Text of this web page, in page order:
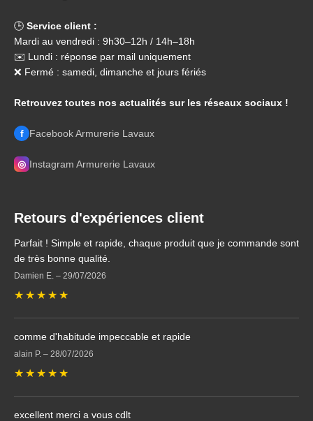
🕒 Service client :
Mardi au vendredi : 9h30–12h / 14h–18h
✉️ Lundi : réponse par mail uniquement
❌ Fermé : samedi, dimanche et jours fériés
Retrouvez toutes nos actualités sur les réseaux sociaux !
f Facebook Armurerie Lavaux
◎ Instagram Armurerie Lavaux
Retours d'expériences client
Parfait ! Simple et rapide, chaque produit que je commande sont
de très bonne qualité.
Damien E. – 29/07/2026
★ ★ ★ ★ ★
comme d'habitude impeccable et rapide
alain P. – 28/07/2026
★ ★ ★ ★ ★
excellent merci a vous cdlt